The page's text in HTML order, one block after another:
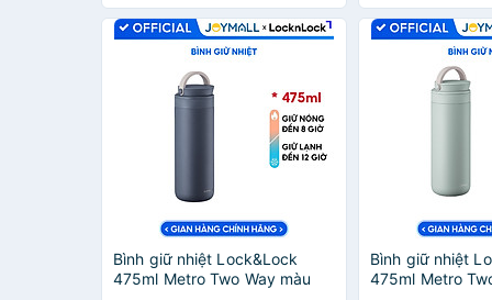
bền cao - JoyMall
làm cốc nước
Bình giữ nhiệt Lock&Lock
475ml Metro Two Way màu
Bình giữ nhiệt
475ml Metro